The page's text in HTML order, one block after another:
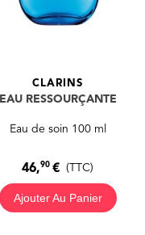
CLARINS
EAU RESSOURÇANTE
Eau de soin 100 ml
46,90€ (TTC)
Ajouter Au Panier